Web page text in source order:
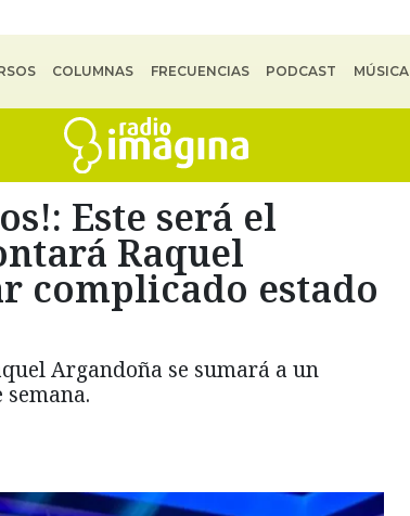
COLUMNAS FRECUENCIAS PODCAST MÚSICA
Este será el
Raquel
complicado estado
Argandoña se sumará a un